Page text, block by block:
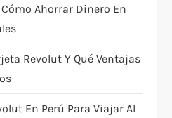
Ahorrar Dinero En
Revolut Y Qué Ventajas
En Perú Para Viajar Al